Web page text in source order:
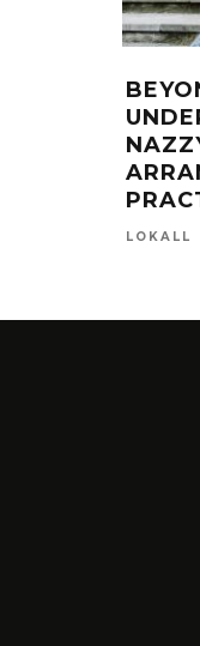
OLAN BIR